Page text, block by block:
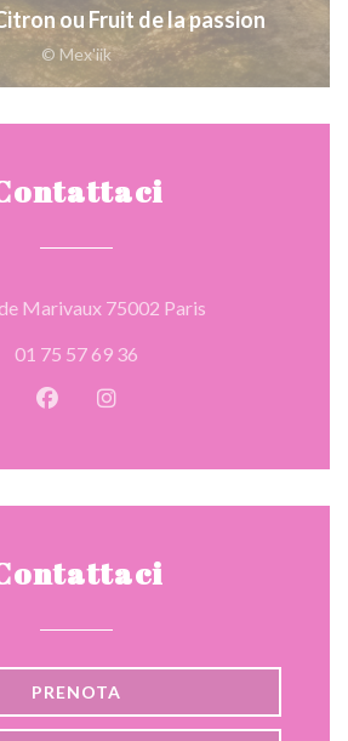
ou Fruit de la passion
© Mex'iik
Marivaux 75002 Paris((apre una
01 75 57 69 36
Facebook ((apre una nuova
Instagram ((apre una
PRENOTA